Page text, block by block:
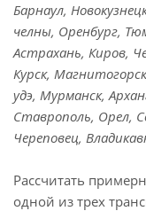
Барнаул,
челны, Оренбург,
Астрахань, Киров,
Курск,
удэ, Мурманск,
Ставрополь, Орел,
Череповец,
Рассчитать
одной из трех